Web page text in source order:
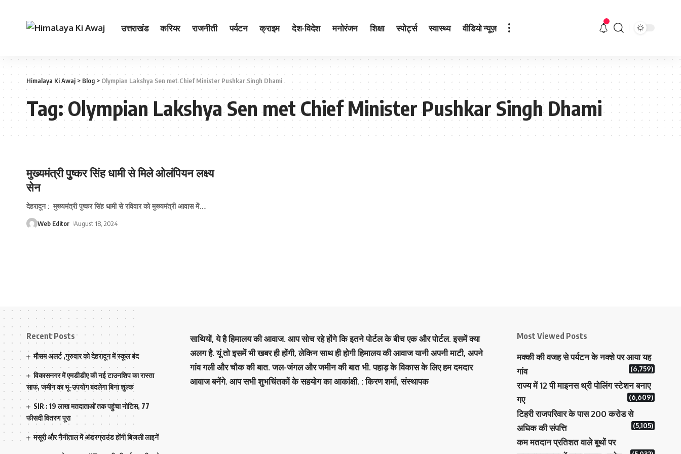
उत्तराखंड करियर राजनीती पर्यटन क्राइम देश-विदेश मनोरंजन शिक्षा स्पोर्ट्स स्वास्थ्य वीडियो न्यूज़
Himalaya Ki Awaj > Blog> Olympian Lakshya Sen met Chief Minister Pushkar Singh Dhami
Tag:Olympian Lakshya Sen met Chief Minister Pushkar Singh Dhami
मुख्‍यमंत्री पुुष्‍कर सिंह धामी से मिले ओलंपियन लक्ष्‍य
सेन
देहरादून : मुख्यमंत्री पुष्कर सिंह धामी से रविवार को मुख्यमंत्री आवास में…
Web Editor August 18, 2024
Recent Posts
मौसम अलर्ट ,गुरुवार को देहरादून में स्कूल बंद
विकासनगर में एमडीडीए की नई टाउनशिप का रास्ता
साफ, जमीन का भू-उपयोग बदलेगा बिना शुल्क
SIR : 19 लाख मतदाताओं तक पहुंचा नोटिस, 77
फीसदी वितरण पूरा
मसूरी और नैनीताल में अंडरग्राउंड होंगी बिजली लाइनें
साथियों, ये है हिमालय की आवाज. आप सोच रहे होंगे कि इतने पोर्टल के बीच एक और पोर्टल. इसमें क्या
अलग है. यूं तो इसमें भी खबर ही होंगी, लेकिन साथ ही होगी हिमालय की आवाज यानी अपनी माटी, अपने
गांव गली और चौक की बात. जल-जंगल और जमीन की बात भी. पहाड़ के विकास के लिए हम दमदार
आवाज बनेंगे. आप सभी शुभचिंतकों के सहयोग का आकांक्षी. : किरण शर्मा, संस्‍थापक
Most Viewed Posts
मक्‍की की वजह से पर्यटन के नक्‍शे पर आया यह
गांव
(6,759)
राज्य में 12 पी माइनस थ्री पोलिंग स्टेशन बनाए
गए
(6,609)
टिहरी राजपरिवार के पास 200 करोड से
अधिक की संपत्ति
(5,105)
कम मतदान प्रतिशत वाले बूथों पर